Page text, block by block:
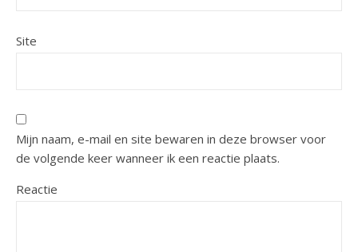
Site
Mijn naam, e-mail en site bewaren in deze browser voor
de volgende keer wanneer ik een reactie plaats.
Reactie